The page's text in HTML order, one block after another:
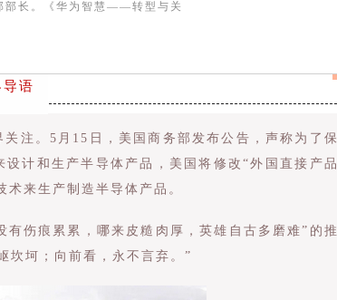
部长。《华为智慧——转型与关
语
注。5月15日，美国商务部发布公告，声称为了保
计和生产半导体产品，美国将修改“外国直接产品
来生产制造半导体产品。
伤痕累累，哪来皮糙肉厚，英雄自古多磨难”的推
坷；向前看，永不言弃。”